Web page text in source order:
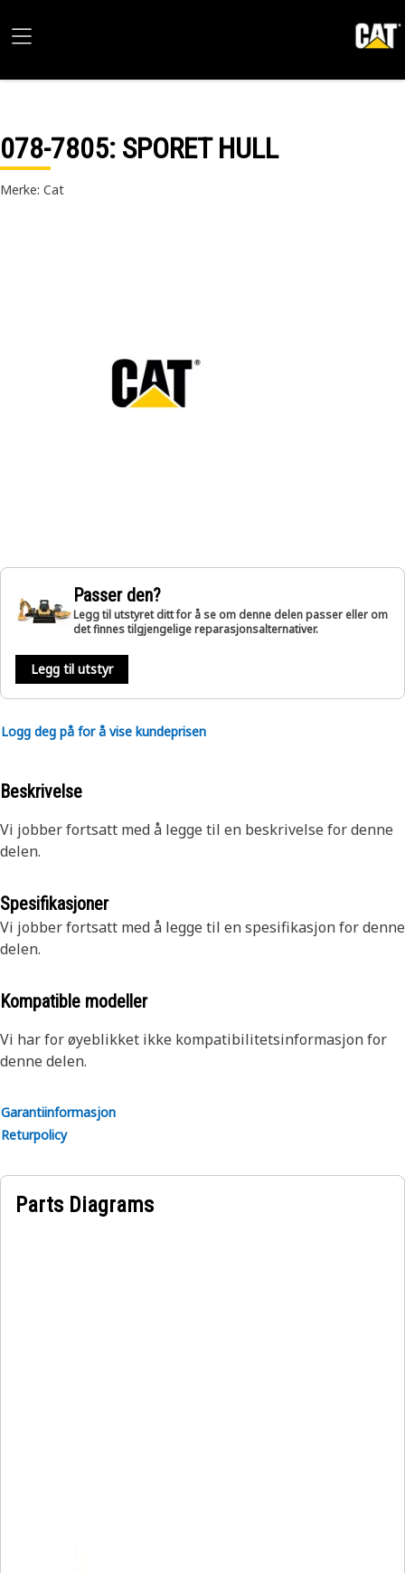
078-7805: SPORET HULL
Merke: Cat
Passer den?
Legg til utstyret ditt for å se om denne delen passer eller om
det finnes tilgjengelige reparasjonsalternativer.
Legg til utstyr
Logg deg på for å vise kundeprisen
Beskrivelse
Vi jobber fortsatt med å legge til en beskrivelse for denne
delen.
Spesifikasjoner
Vi jobber fortsatt med å legge til en spesifikasjon for denne
delen.
Kompatible modeller
Vi har for øyeblikket ikke kompatibilitetsinformasjon for
denne delen.
Garantiinformasjon
Returpolicy
Parts Diagrams